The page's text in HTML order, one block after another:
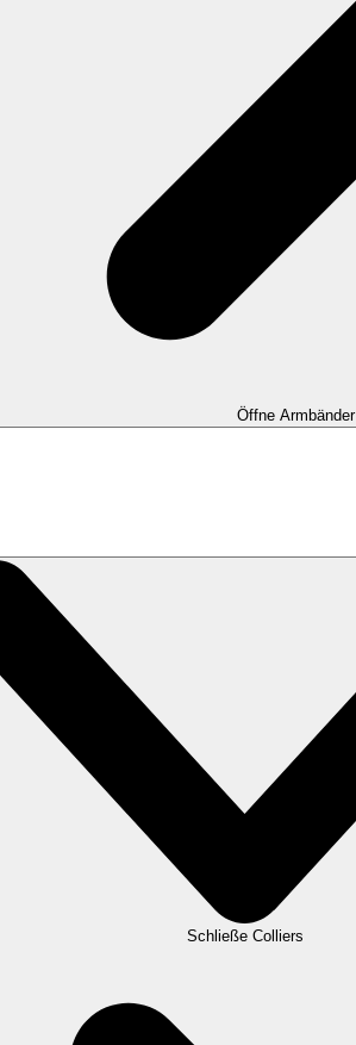
Öffne Armbänder
Schließe Colliers